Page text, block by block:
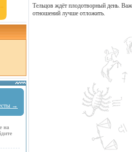
→
на
Тельцов ждёт плодотворный день.
отношений лучше отложить.